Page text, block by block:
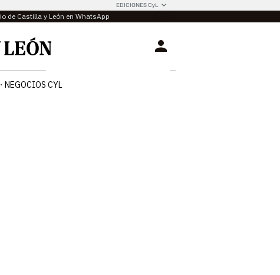
EDICIONES CyL
de Castilla y León en WhatsApp
Login
NEGOCIOS CYL